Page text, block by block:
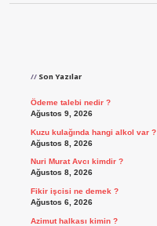
Son Yazılar
Ödeme talebi nedir ?
Ağustos 9, 2026
Kuzu kulağında hangi alkol var ?
Ağustos 8, 2026
Nuri Murat Avcı kimdir ?
Ağustos 8, 2026
Fikir işcisi ne demek ?
Ağustos 6, 2026
Azimut halkası kimin ?